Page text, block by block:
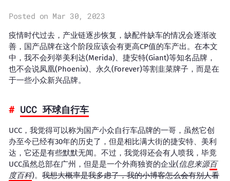
Posted on Mar 30, 2023
疫情时代过去，产业链逐步恢复，缺配件缺车的情况会逐渐改
善，国产品牌在这个阶段应该会有更高CP值的车产出。在本文
中，我不会列举美利达(Merida)、捷安特(Giant)等知名品牌，
也不会说凤凰(Phoenix)、永久(Forever)等割韭菜牌子，而是在
于一些小众新兴品牌。
UCC 环球自行车
UCC，我觉得可以称为国产小众自行车品牌的一哥，虽然它创
办至今已经有30年的历史了，但是相比满大街的捷安特、美利
达，它还是有些默默无闻。不过，我觉得还会有人喷我，毕竟
UCC虽然总部在广州，但是是一个外商独资的企业(信息来源百
度百科)。 我想大概率是我多虑了，我的小博客怎么会有别人看